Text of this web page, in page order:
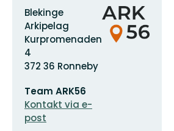
Adress
Blekinge
Arkipelag
Kurpromenaden
4
372 36 Ronneby
postadress
Team ARK56
Kontakt via e-
post
Organisationens
logotyp